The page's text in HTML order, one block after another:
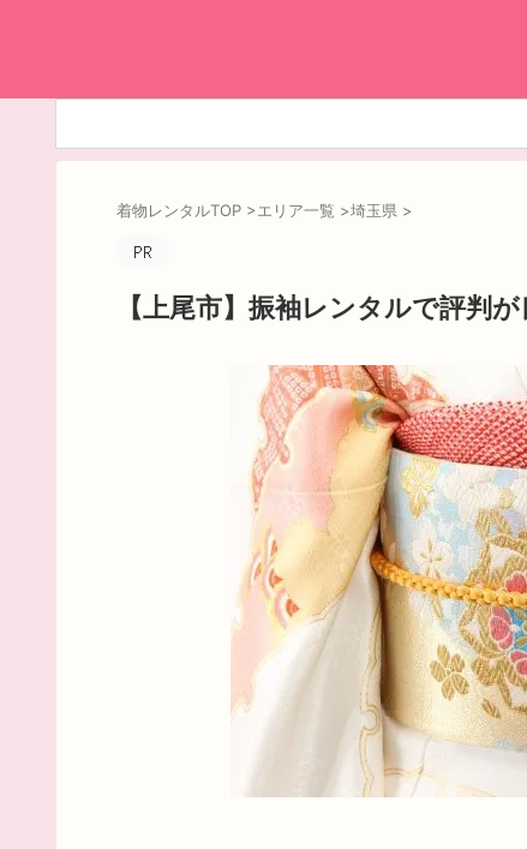
着物レンタルTOP >エリア一覧 >埼玉県 >
【上尾市】振袖レンタルで評判